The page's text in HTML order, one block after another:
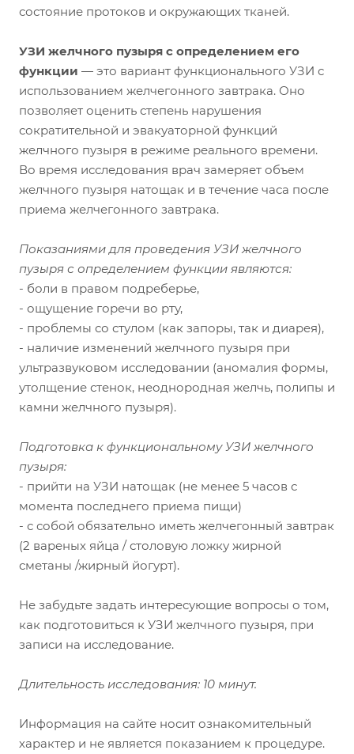
состояние протоков и окружающих тканей.
УЗИ желчного пузыря с определением его
функции — это вариант функционального УЗИ с
использованием желчегонного завтрака. Оно
позволяет оценить степень нарушения
сократительной и эвакуаторной функций
желчного пузыря в режиме реального времени.
Во время исследования врач замеряет объем
желчного пузыря натощак и в течение часа после
приема желчегонного завтрака.
Показаниями для проведения УЗИ желчного
пузыря с определением функции являются:
- боли в правом подреберье,
- ощущение горечи во рту,
- проблемы со стулом (как запоры, так и диарея),
- наличие изменений желчного пузыря при
ультразвуковом исследовании (аномалия формы,
утолщение стенок, неоднородная желчь, полипы и
камни желчного пузыря).
Подготовка к функциональному УЗИ желчного
пузыря:
- прийти на УЗИ натощак (не менее 5 часов с
момента последнего приема пищи)
- с собой обязательно иметь желчегонный завтрак
(2 вареных яйца / столовую ложку жирной
сметаны /жирный йогурт).
Не забудьте задать интересующие вопросы о том,
как подготовиться к УЗИ желчного пузыря, при
записи на исследование.
Длительность исследования: 10 минут.
Информация на сайте носит ознакомительный
характер и не является показанием к процедуре.